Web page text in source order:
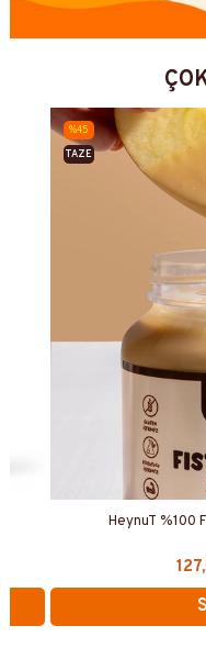
HeynuT %100
%45
TAZE